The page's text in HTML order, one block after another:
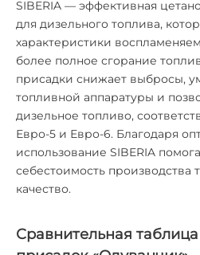
SIBERIA — эффективная
для дизельного топлива,
характеристики
более полное сгорание
присадки снижает выбросы,
топливной аппаратуры и
дизельное топливо,
Евро-5 и Евро-6. Благодаря
использование SIBERIA
себестоимость производства
качество.
Сравнительная